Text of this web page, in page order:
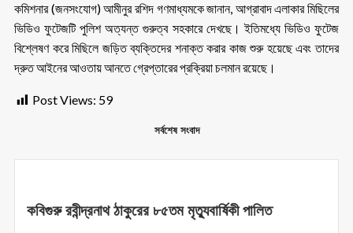
কমিশনার (জনসংযোগ) আমীনুর রশিদ গণমাধ্যমকে জানান, আগ্রাবাদ এলাকার মিছিলের
ভিডিও ফুটেজটি পুলিশ অত্যন্ত গুরুত্ব সহকারে দেখছে। ইতিমধ্যে ভিডিও ফুটেজ
বিশ্লেষণ করে মিছিলে জড়িত ব্যক্তিদের শনাক্ত করার কাজ শুরু হয়েছে এবং তাদের
দ্রুত আইনের আওতায় আনতে গ্রেপ্তারের প্রক্রিয়া চলমান রয়েছে।
Post Views: 59
সর্বশেষ সংবাদ
কবিগুরু রবীন্দ্রনাথ ঠাকুরের ৮৫তম মৃত্যুবার্ষিকী পালিত